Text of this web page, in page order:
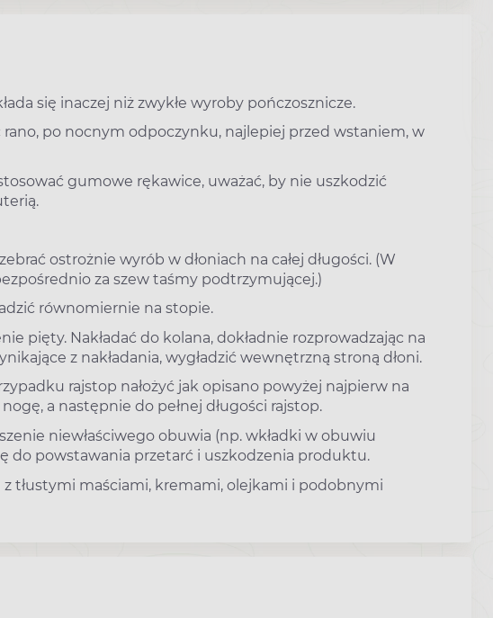
się inaczej niż zwykłe wyroby pończosznicze.
po nocnym odpoczynku, najlepiej przed wstaniem, w
gumowe rękawice, uważać, by nie uszkodzić
ostrożnie wyrób w dłoniach na całej długości. (W
za szew taśmy podtrzymującej.)
równomiernie na stopie.
pięty. Nakładać do kolana, dokładnie rozprowadzając na
z nakładania, wygładzić wewnętrzną stroną dłoni.
rajstop nałożyć jak opisano powyżej najpierw na
a następnie do pełnej długości rajstop.
niewłaściwego obuwia (np. wkładki w obuwiu
do powstawania przetarć i uszkodzenia produktu.
tłustymi maściami, kremami, olejkami i podobnymi